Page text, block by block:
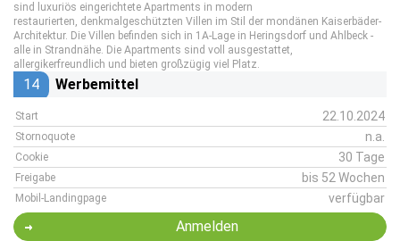
sind luxuriös eingerichtete Apartments in modern
restaurierten, denkmalgeschützten Villen im Stil der mondänen Kaiserbäder-
Architektur. Die Villen befinden sich in 1A-Lage in Heringsdorf und Ahlbeck -
alle in Strandnähe. Die Apartments sind voll ausgestattet,
allergikerfreundlich und bieten großzügig viel Platz.
14 Werbemittel
Start 22.10.2024
Stornoquote n.a.
Cookie 30 Tage
Freigabe bis 52 Wochen
Mobil-Landingpage verfügbar
Anmelden